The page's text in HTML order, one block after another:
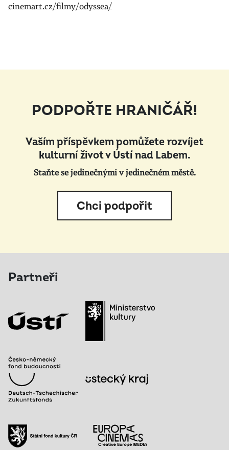
cinemart.cz/filmy/odyssea/
PODPOŘTE HRANIČÁŘ!
Vaším příspěvkem pomůžete rozvíjet
kulturní život v Ústí nad Labem.
Staňte se jedinečnými v jedinečném městě.
Chci podpořit
Partneři